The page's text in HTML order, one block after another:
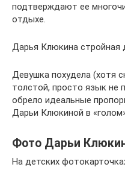
подтверждают ее
отдыхе.
Дарья Клюкина стройная
Девушка похудела (хотя
толстой, просто язык не
обрело идеальные
Дарьи Клюкиной в
Фото Дарьи
На детских